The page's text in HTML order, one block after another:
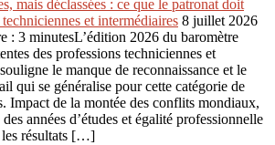
mais déclassées : ce que le patronat doit
et intermédiaires 8 juillet 2026
: 3 minutesL’édition 2026 du baromètre
des professions techniciennes et
le manque de reconnaissance et le
qui se généralise pour cette catégorie de
Impact de la montée des conflits mondiaux,
années d’études et égalité professionnelle
les résultats […]